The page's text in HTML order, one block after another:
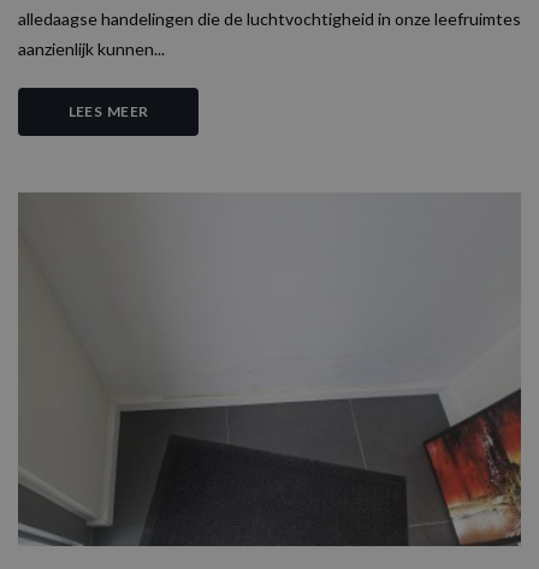
alledaagse handelingen die de luchtvochtigheid in onze leefruimtes
aanzienlijk kunnen...
LEES MEER